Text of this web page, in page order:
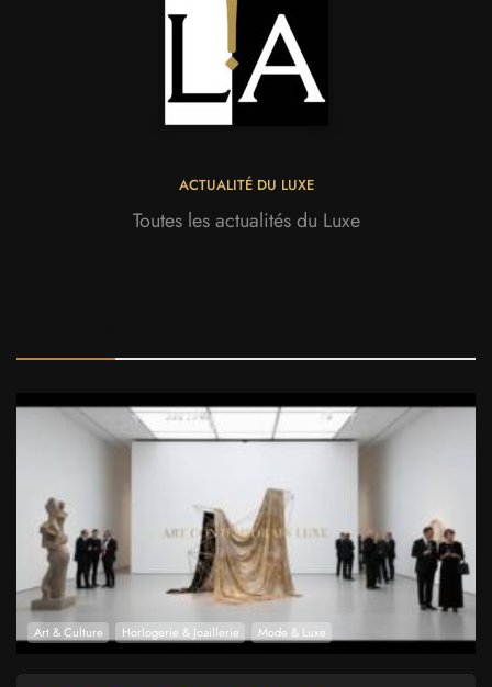
ACTUALITÉ DU LUXE
Toutes les actualités du Luxe
Art & Culture Horlogerie & Joaillerie Mode & Luxe